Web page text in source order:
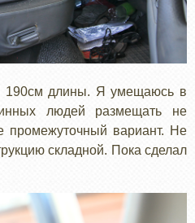
190см длины. Я умещаюсь в
людей размещать не
промежуточный вариант. Не
складной. Пока сделал